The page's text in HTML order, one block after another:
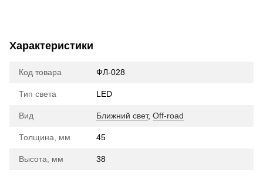
Характеристики
Код товара ФЛ-028
Тип света LED
Вид Ближний свет, Off-road
Толщина, мм 45
Высота, мм 38